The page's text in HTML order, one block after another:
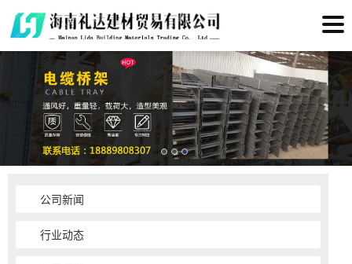
公司新闻
行业动态